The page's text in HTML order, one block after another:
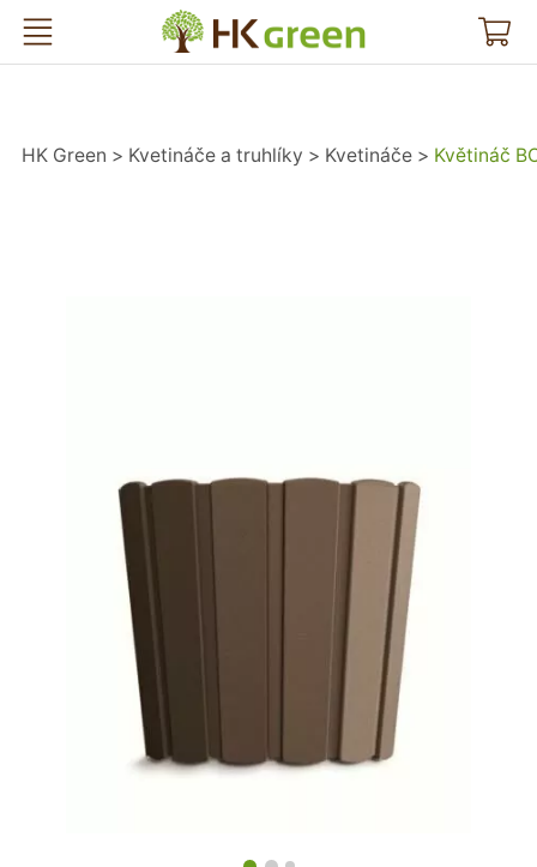
HK Green
HK Green Kvetináče a truhlíky Kvetináče Květináč